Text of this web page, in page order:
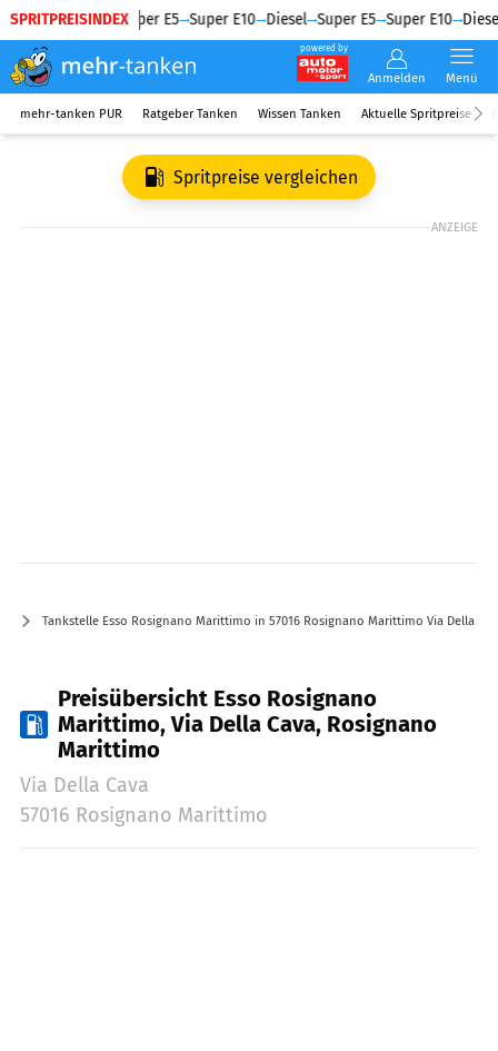
SPRITPREISINDEX
Diesel Super E5 Super E10 Diesel Super E5 Super E10 Diesel
powered by
Anmelden Menü
mehr-tanken PUR Ratgeber Tanken Wissen Tanken Aktuelle Spritpreise
Spritpreise vergleichen
ANZEIGE
Tankstelle Esso Rosignano Marittimo in 57016 Rosignano Marittimo Via Della
Preisübersicht Esso Rosignano
Marittimo, Via Della Cava, Rosignano
Marittimo
Via Della Cava
57016 Rosignano Marittimo